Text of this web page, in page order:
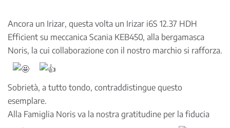
Ancora un Irizar, questa volta un Irizar i6S 12.37 HDH
Efficient su meccanica Scania KEB450, alla bergamasca
Noris, la cui collaborazione con il nostro marchio si rafforza.
Sobrietà, a tutto tondo, contraddistingue questo
esemplare.
Alla Famiglia Noris va la nostra gratitudine per la fiducia